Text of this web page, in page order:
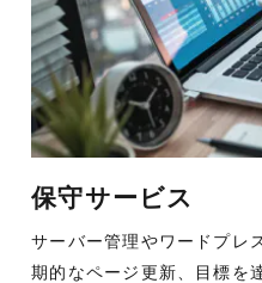
保守サービス
サーバー管理やワードプレ
期的なページ更新、目標を